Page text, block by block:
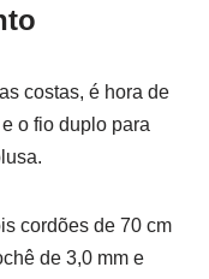
costas, é hora de
o fio duplo para
cordões de 70 cm
de 3,0 mm e